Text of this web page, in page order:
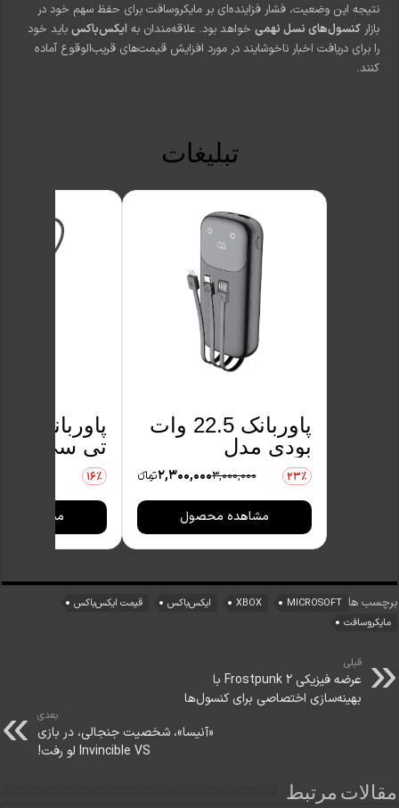
نتیجه این وضعیت، فشار فزاینده‌ای بر مایکروسافت برای حفظ سهم خود در
بازارکنسول‌های نسل نهمی خواهد بود. علاقه‌مندان به ایکس‌باکس باید خود
را برای دریافت اخبار ناخوشایند در مورد افزایش قیمت‌های قریب‌الوقوع آماده
کنند.
تبلیغات
پاوربانک 22.5 وات
بودی مدل
PB083B1 ظرفیت
10000
میلی‌آمپرساعت به
همراه سه کابل
USB-A، USB-C و
لایتنینگ
23٪ 3,000,000
2,300,000تومانءء
مشاهده محصول
تی سی اچ
10000
همراه کابل
C به لایتنینگ
16٪
مشاهده
برچسب ها MICROSOFT
XBOX ایکس‌باکس
قیمت ایکس‌باکس
مایکروسافت
قبلی
عرضه فیزیکی Frostpunk 2 با
بهینه‌سازی اختصاصی برای کنسول‌ها
بعدی
«آنیسا»، شخصیت جنجالی، در بازی
Invincible VS لو رفت!
مقالات مرتبط